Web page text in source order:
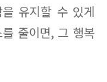
유지할 수 있게
줄이면, 그 행복